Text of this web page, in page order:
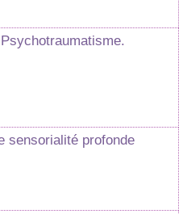
sensorialité profonde